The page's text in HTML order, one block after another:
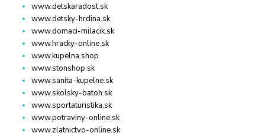
www.detskaradost.sk
www.detsky-hrdina.sk
www.domaci-milacik.sk
www.hracky-online.sk
www.kupelna.shop
www.stonshop.sk
www.sanita-kupelne.sk
www.skolsky-batoh.sk
www.sportaturistika.sk
www.potraviny-online.sk
www.zlatnictvo-online.sk